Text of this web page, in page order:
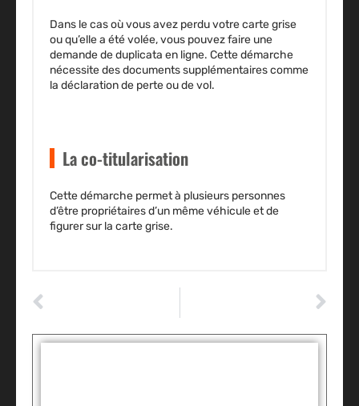
Dans le cas où vous avez perdu votre cartegrise
ou qu’elle a étévolée, vous pouvez faire une
demande de duplicata en ligne. Cette démarche
nécessite des documents supplémentaires comme
la déclaration de perte ou de vol.
La co-titularisation
Cette démarche permet à plusieurs personnes
d’être propriétaires d’un même véhiculeet de
figurer sur la carte grise.